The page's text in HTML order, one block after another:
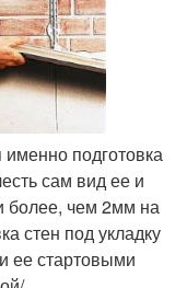
именно подготовка
сам вид ее и
более, чем 2мм на
стен под укладку
ее стартовыми